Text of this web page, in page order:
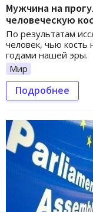
Мужчина на
человеческую
По результатам
человек, чью
годами нашей эры.
Мир
Подробнее